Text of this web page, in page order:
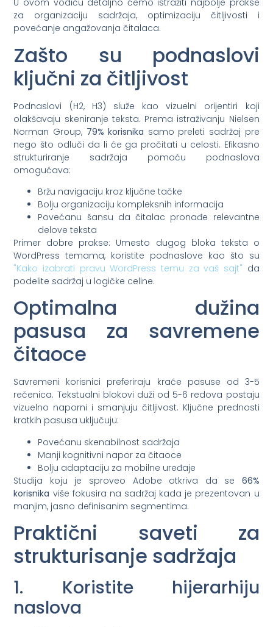
U ovom vodiču detaljno ćemo istražiti najbolje prakse
za organizaciju sadržaja, optimizaciju čitljivosti i
povećanje angažovanja čitalaca.
Zašto su podnaslovi
ključni za čitljivost
Podnaslovi (H2, H3) služe kao vizuelni orijentiri koji
olakšavaju skeniranje teksta. Prema istraživanju Nielsen
Norman Group, 79% korisnika samo preleti sadržaj pre
nego što odluči da li će ga pročitati u celosti. Efikasno
strukturiranje sadržaja pomoću podnaslova
omogućava:
Bržu navigaciju kroz ključne tačke
Bolju organizaciju kompleksnih informacija
Povećanu šansu da čitalac pronađe relevantne
delove teksta
Primer dobre prakse: Umesto dugog bloka teksta o
WordPress temama, koristite podnaslove kao što su
"Kako izabrati pravu WordPress temu za vaš sajt" da
podelite sadržaj u logičke celine.
Optimalna dužina
pasusa za savremene
čitaoce
Savremeni korisnici preferiraju kraće pasuse od 3-5
rečenica. Tekstualni blokovi duži od 5-6 redova postaju
vizuelno naporni i smanjuju čitljivost. Ključne prednosti
kratkih pasusa uključuju:
Povećanu skenabilnost sadržaja
Manji kognitivni napor za čitaoce
Bolju adaptaciju za mobilne uređaje
Studija koju je sproveo Adobe otkriva da se 66%
korisnika više fokusira na sadržaj kada je prezentovan u
manjim, jasno definisanim segmentima.
Praktični saveti za
strukturisanje sadržaja
1. Koristite hijerarhiju
naslova